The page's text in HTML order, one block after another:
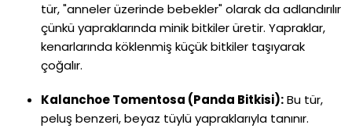
tür, "anneler üzerinde bebekler" olarak da adlandırılır
çünkü yapraklarında minik bitkiler üretir. Yapraklar,
kenarlarında köklenmiş küçük bitkiler taşıyarak
çoğalır.
Kalanchoe Tomentosa (Panda Bitkisi):Bu tür,
peluş benzeri, beyaz tüylü yapraklarıyla tanınır.